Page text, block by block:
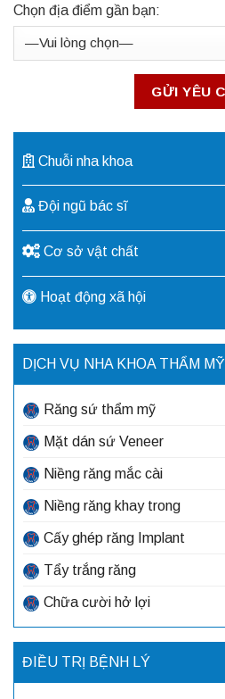
Chọn địa điểm gần bạn:
Chuỗi nha khoa
Đội ngũ bác sĩ
Cơ sở vật chất
Hoạt động xã hội
DỊCH VỤ NHA KHOA THẨM MỸ
Răng sứ thẩm mỹ
Mặt dán sứ Veneer
Niềng răng mắc cài
Niềng răng khay trong
Cấy ghép răng Implant
Tẩy trắng răng
Chữa cười hở lợi
ĐIỀU TRỊ BỆNH LÝ